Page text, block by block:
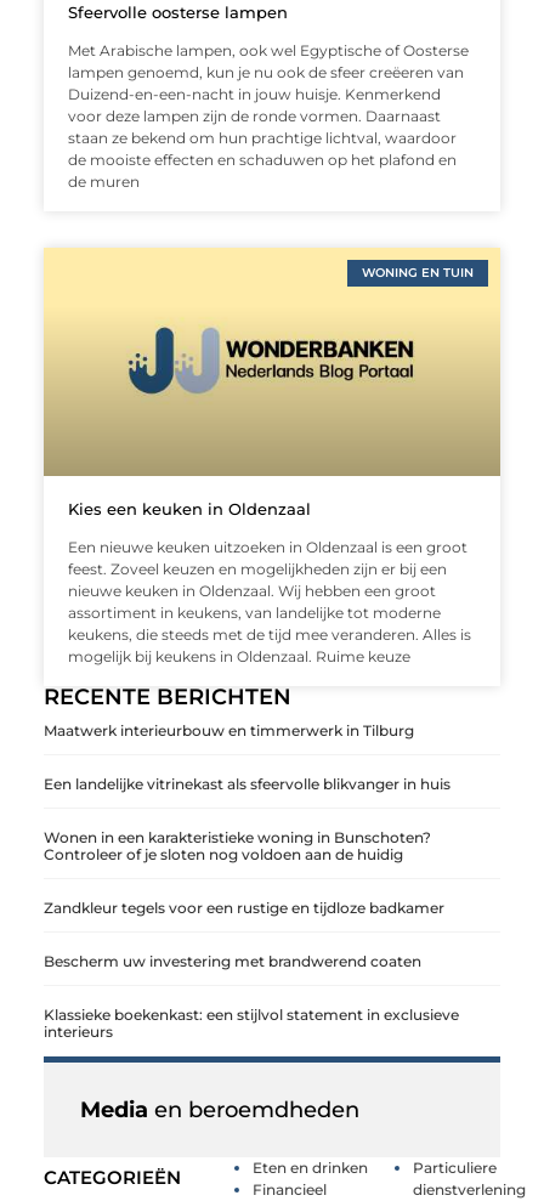
RECENTE BERICHTEN
Maatwerk interieurbouw en timmerwerk in Tilburg
Een landelijke vitrinekast als sfeervolle blikvanger in huis
Wonen in een karakteristieke woning in Bunschoten?
Controleer of je sloten nog voldoen aan de huidig
Zandkleur tegels voor een rustige en tijdloze badkamer
Bescherm uw investering met brandwerend coaten
Klassieke boekenkast: een stijlvol statement in exclusieve
interieurs
CATEGORIEËN
Eten en drinken
Financieel
Particuliere
dienstverlening
Media en beroemdheden
Sfeervolle oosterse lampen
Met Arabische lampen, ook wel Egyptische of Oosterse
lampen genoemd, kun je nu ook de sfeer creëeren van
Duizend-en-een-nacht in jouw huisje. Kenmerkend
voor deze lampen zijn de ronde vormen. Daarnaast
staan ze bekend om hun prachtige lichtval, waardoor
de mooiste effecten en schaduwen op het plafond en
de muren
WONING EN TUIN
Kies een keuken in Oldenzaal
Een nieuwe keuken uitzoeken in Oldenzaal is een groot
feest. Zoveel keuzen en mogelijkheden zijn er bij een
nieuwe keuken in Oldenzaal. Wij hebben een groot
assortiment in keukens, van landelijke tot moderne
keukens, die steeds met de tijd mee veranderen. Alles is
mogelijk bij keukens in Oldenzaal. Ruime keuze